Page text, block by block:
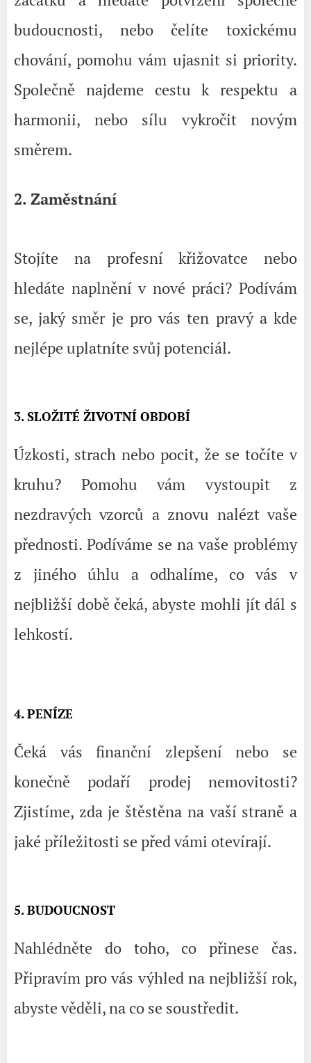
budoucnosti, nebo čelíte toxickému
chování, pomohu vám ujasnit si priority.
Společně najdeme cestu k respektu a
harmonii, nebo sílu vykročit novým
směrem.
2. Zaměstnání
Stojíte na profesní křižovatce nebo
hledáte naplnění v nové práci? Podívám
se, jaký směr je pro vás ten pravý a kde
nejlépe uplatníte svůj potenciál.
3. SLOŽITÉ ŽIVOTNÍ OBDOBÍ
Úzkosti, strach nebo pocit, že se točíte v
kruhu? Pomohu vám vystoupit z
nezdravých vzorců a znovu nalézt vaše
přednosti. Podíváme se na vaše problémy
z jiného úhlu a odhalíme, co vás v
nejbližší době čeká, abyste mohli jít dál s
lehkostí.
4. PENÍZE
Čeká vás finanční zlepšení nebo se
konečně podaří prodej nemovitosti?
Zjistíme, zda je štěstěna na vaší straně a
jaké příležitosti se před vámi otevírají.
5. BUDOUCNOST
Nahlédněte do toho, co přinese čas.
Připravím pro vás výhled na nejbližší rok,
abyste věděli, na co se soustředit.